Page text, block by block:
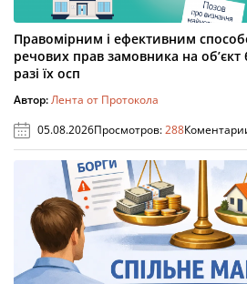
Правомірним і ефективним
речових прав замовника на об’єкт
разі їх осп
Автор:Лента от Протокола
05.08.2026Просмотров:288